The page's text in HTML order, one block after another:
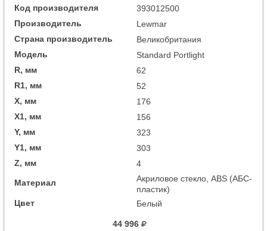
Код производителя
393012500
Производитель
Lewmar
Страна производитель
Великобритания
Модель
Standard Portlight
R, мм
62
R1, мм
52
X, мм
176
X1, мм
156
Y, мм
323
Y1, мм
303
Z, мм
4
Материал
Акриловое стекло, ABS (АБС-
пластик)
Цвет
Белый
44 996